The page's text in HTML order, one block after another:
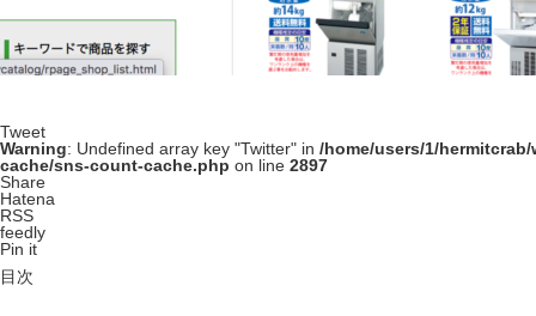
Tweet
Warning: Undefined array key "Twitter" in /home/users/1/
cache/sns-count-cache.php on line 2897
Share
Hatena
RSS
feedly
Pin it
目次